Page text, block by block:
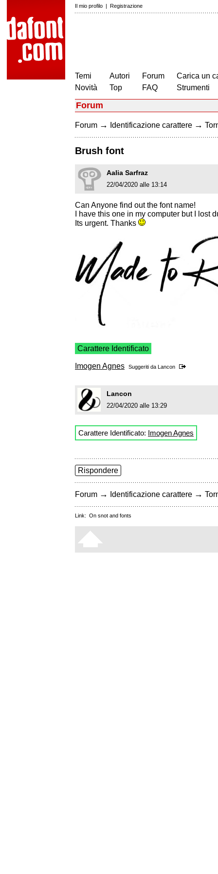
Il mio profilo | Registrazione
Temi
Novità
Autori
Top
Forum
FAQ
Carica un
Strumenti
Forum
Forum → Identificazione carattere →
Brush font
Aalia Sarfraz
22/04/2020 alle 13:14
Can Anyone find out the font name!
I have this one in my computer but I lost
Its urgent. Thanks
Carattere Identificato
Imogen Agnes Suggeriti da Lancon
Lancon
22/04/2020 alle 13:29
Carattere Identificato: Imogen Agnes
Rispondere
Forum → Identificazione carattere →
Link: On snot and fonts